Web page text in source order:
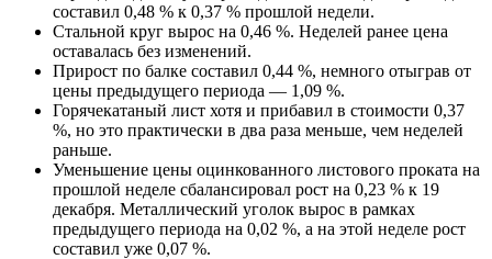
латунный
(пруток)
латунная
Лист
латунный
Труба
латунная
Шина
медная
Круг
медный
(пруток)
чугунные
Группы
Ванны и
товары
Фитинги
Фитинги
резьбовые
латунные
Фитинги
резьбовые
составил 0,48 % к 0,37 % прошлой недели.
Стальной круг вырос на 0,46 %. Неделей ранее цена
оставалась без изменений.
Прирост по балке составил 0,44 %, немного отыграв от
цены предыдущего периода — 1,09 %.
Горячекатаный лист хотя и прибавил в стоимости 0,37
%, но это практически в два раза меньше, чем неделей
раньше.
Уменьшение цены оцинкованного листового проката на
прошлой неделе сбалансировал рост на 0,23 % к 19
декабря. Металлический уголок вырос в рамках
предыдущего периода на 0,02 %, а на этой неделе рост
составил уже 0,07 %.